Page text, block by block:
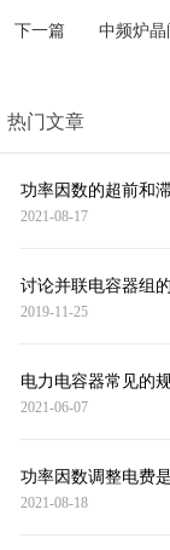
下一篇 中频炉晶
热门文章
功率因数的超前和
2021-08-17
讨论并联电容器组
2019-11-25
电力电容器常见的
2021-06-07
功率因数调整电费
2021-08-18